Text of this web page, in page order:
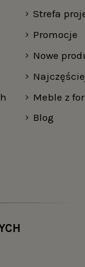
Strefa
Promocje
Nowe
Meble z
Blog